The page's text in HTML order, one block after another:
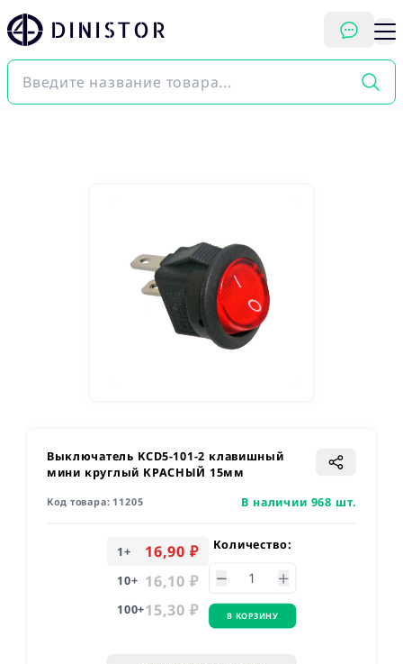
DINISTOR
Выключатель KCD5-101-2 клавишный
мини круглый КРАСНЫЙ 15мм
Код товара: 11205 В наличии 968 шт.
1+ 16,90 ₽
10+ 16,10 ₽
100+15,30 ₽
Количество:
В КОРЗИНУ